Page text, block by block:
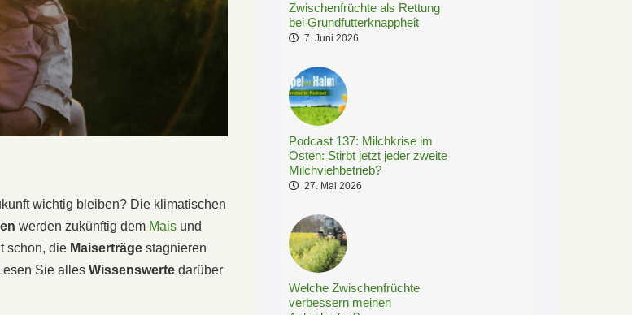
wichtig bleiben? Die klimatischen
werden zukünftig dem Mais und
schon, die Maiserträge stagnieren
Sie alles Wissenswerte darüber
Zwischenfrüchte als Rettung
bei Grundfutterknappheit
7. Juni 2026
Podcast 137: Milchkrise im
Osten: Stirbt jetzt jeder zweite
Milchviehbetrieb?
27. Mai 2026
Welche Zwischenfrüchte
verbessern meinen